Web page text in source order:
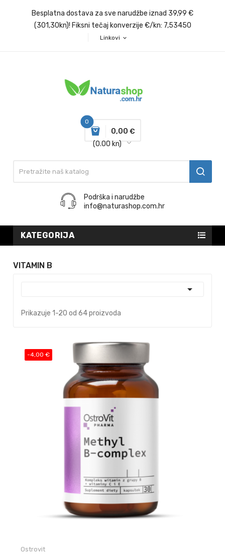
Besplatna dostava za sve narudžbe iznad 39,99 €
(301,30kn)! Fiksni tečaj konverzije €/kn: 7,53450
Linkovi expand_more
0
0,00 €
(0.00 kn)
Podrška i narudžbe
info@naturashop.com.hr
KATEGORIJA
VITAMIN B

Prikazuje 1-20 od 64 proizvoda
-4,00 €
Ostrovit